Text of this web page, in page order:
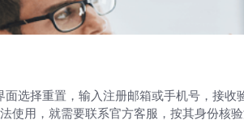
选择重置，输入注册邮箱或手机号，接
用，就需要联系官方客服，按其身份核验